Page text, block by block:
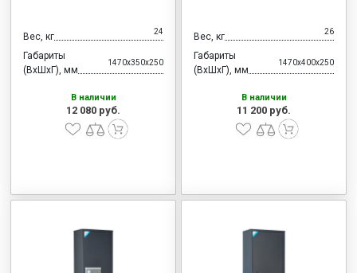
Вес, кг 24
Габариты
(ВхШхГ), мм
1470x350x250
В наличии
12 080 руб.
Вес, кг 26
Габариты
(ВхШхГ), мм
1470x400x250
В наличии
11 200 руб.